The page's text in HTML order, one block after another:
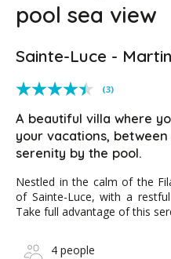
pool sea view
Sainte-Luce -
(3)
A beautiful villa where
your vacations,
serenity by the pool.
Nestled in the calm of the
of Sainte-Luce, with a
Take full advantage of this
4 people